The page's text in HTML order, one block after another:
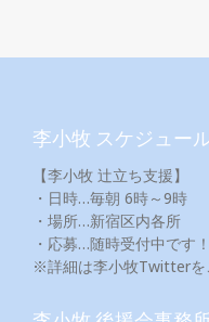
李小牧 スケジュー
【李小牧 辻立ち支援】
・日時…毎朝 6時～9時
・場所…新宿区内各所
・応募…随時受付中です！
※詳細は李小牧Twitterを